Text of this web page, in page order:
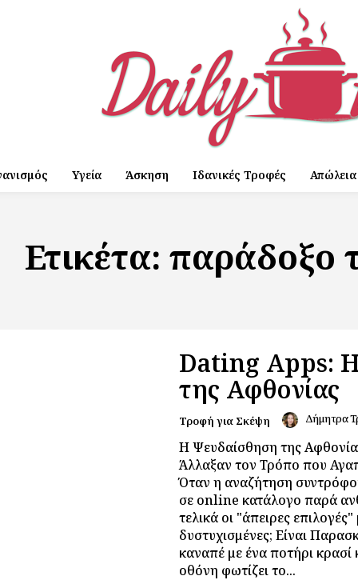
Υγεία Άσκηση Ιδανικές Τροφές
Ετικέτα: παράδοξο
Dating Apps:
της Αφθονίας
Τροφή για Σκέψη Δήμητρα
Η Ψευδαίσθηση της
Άλλαξαν τον Τρόπο που
Όταν η αναζήτηση
σε online κατάλογο παρά
τελικά οι "άπειρες
δυστυχισμένες; Είναι
καναπέ με ένα ποτήρι κρασί
οθόνη φωτίζει το...